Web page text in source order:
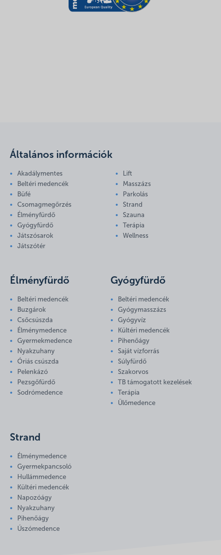
Általános információk
Akadálymentes
Beltéri medencék
Büfé
Csomagmegőrzés
Élményfürdő
Gyógyfürdő
Játszósarok
Játszótér
Lift
Masszázs
Parkolás
Strand
Szauna
Terápia
Wellness
Élményfürdő
Beltéri medencék
Buzgárok
Csőcsúszda
Élménymedence
Gyermekmedence
Nyakzuhany
Óriás csúszda
Pelenkázó
Pezsgőfürdő
Sodrómedence
Gyógyfürdő
Beltéri medencék
Gyógymasszázs
Gyógyvíz
Kültéri medencék
Pihenőágy
Saját vízforrás
Súlyfürdő
Szakorvos
TB támogatott kezelések
Terápia
Ülőmedence
Strand
Élménymedence
Gyermekpancsoló
Hullámmedence
Kültéri medencék
Napozóágy
Nyakzuhany
Pihenőágy
Úszómedence